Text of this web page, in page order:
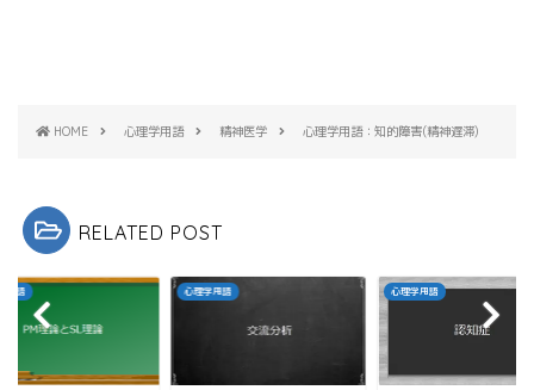
で
開
HOME 心理学用語 精神医学 心理学用語：知的障害(精神遅滞)
RELATED POST
用語 心理学用語 心理学用語